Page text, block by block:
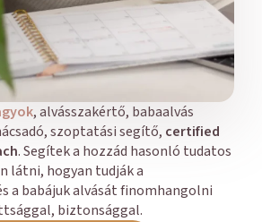
, alvásszakértő, babaalvás
szoptatási segítő, certified
. Segítek a hozzád hasonló tudatos
látni, hogyan tudják a
a babájuk alvását finomhangolni
biztonsággal.